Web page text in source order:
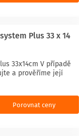
Plus 33 x 14
33x14cm V případě
a prověříme její
Porovnat ceny